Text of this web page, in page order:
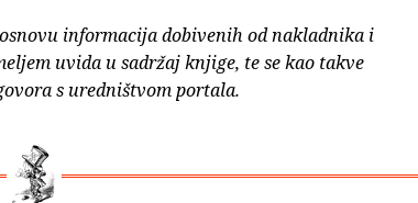
informacija dobivenih od nakladnika i
uvida u sadržaj knjige, te se kao takve
s uredništvom portala.